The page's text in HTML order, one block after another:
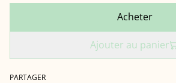
Acheter
Ajouter au panier
PARTAGER